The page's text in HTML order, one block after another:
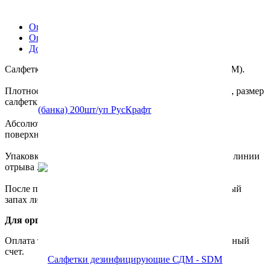
Описание
Оплата
Доставка
Салфетки Дезинфицирующие Медицинские СДМ (SDM).
Плотность материала 23г/м с равномерной пропиткой , размер
салфетки 130 Х 175.
Абсолютно не оставляет никаких разводов и ворса на
поверхности.
Упаковка: Компактная банка 200 шт с перфорацией по линии
отрыва .
После протирки на руках временно остается отдаленный
запах лимона.
Для организаций и частных лиц:
Оплата только по безналичному расчету на наш расчетный
счет.